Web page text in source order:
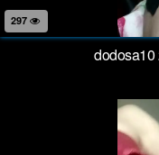
dodosa10